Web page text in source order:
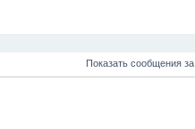
Показать сообщения за